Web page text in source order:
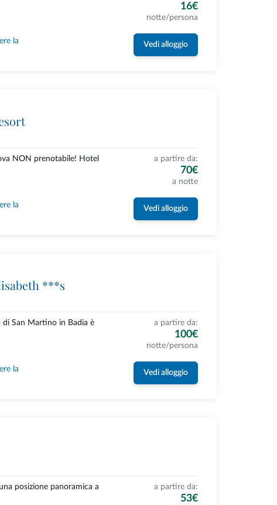
16€
notte/persona
la
Vedi alloggio
NON prenotabile! Hotel
a partire da:
70€
a notte
la
Vedi alloggio
***s
di San Martino in Badia è
a partire da:
100€
notte/persona
la
Vedi alloggio
posizione panoramica a
a partire da:
53€